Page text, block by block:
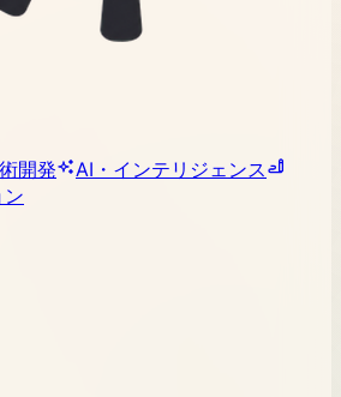
開発
AI・インテリジェンス